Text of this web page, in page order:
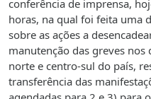
conferência de imprensa,
horas, na qual foi feita uma
sobre as ações a
manutenção das greves
norte e centro-sul do país,
transferência das